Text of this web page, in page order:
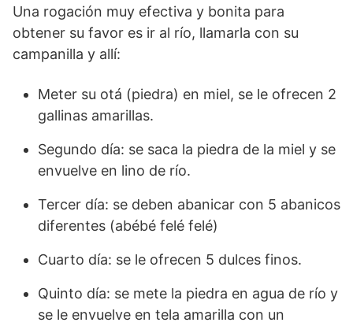
Una rogación muy efectiva y bonita para
obtener su favor es ir al río, llamarla con su
campanilla y allí:
Meter su otá (piedra) en miel, se le ofrecen 2
gallinas amarillas.
Segundo día: se saca la piedra de la miel y se
envuelve en lino de río.
Tercer día: se deben abanicar con 5 abanicos
diferentes (abébé felé felé)
Cuarto día: se le ofrecen 5 dulces finos.
Quinto día: se mete la piedra en agua de río y
se le envuelve en tela amarilla con un